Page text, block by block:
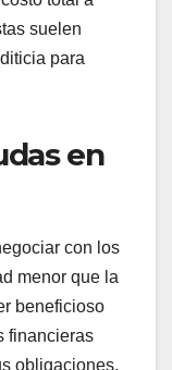
deudas,
tanto
y los
puede